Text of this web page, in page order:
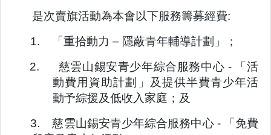
是次賣旗活動為本會以下服務籌募經費:
1.
「重拾動力 – 隱蔽青年輔導計劃」；
2.
慈雲山錫安青少年綜合服務中心 - 「活
動費用資助計劃」及提供半費青少年活
動予綜援及低收入家庭；及
3.
慈雲山錫安青少年綜合服務中心 - 「免費